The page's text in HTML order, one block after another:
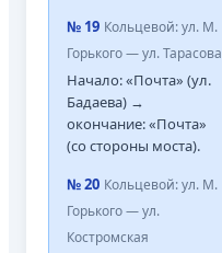
№ 19 Кольцевой: ул. М.
Горького — ул. Тарасова
Начало: «Почта» (ул.
Бадаева) →
окончание: «Почта»
(со стороны моста).
№ 20 Кольцевой: ул. М.
Горького — ул.
Костромская